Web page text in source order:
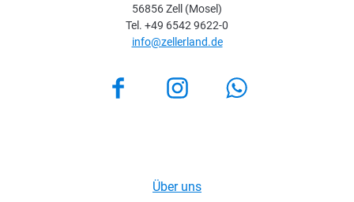
56856 Zell (Mosel)
Tel. +49 6542 9622-0
info@zellerland.de
FacebookInstagram
Über uns